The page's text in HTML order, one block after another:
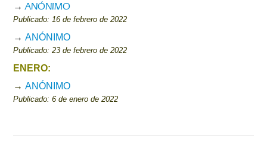
→ANÓNIMO
Publicado: 16 de febrero de 2022
→ANÓNIMO
Publicado: 23 de febrero de 2022
ENERO:
→ANÓNIMO
Publicado: 6 de enero de 2022